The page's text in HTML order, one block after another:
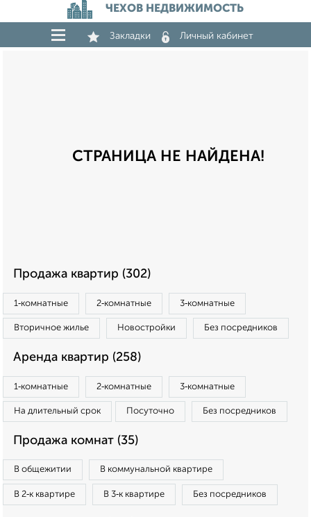
ЧЕХОВ НЕДВИЖИМОСТЬ
Закладки Личный кабинет
СТРАНИЦА НЕ НАЙДЕНА!
Продажа квартир (302)
1‑комнатные 2‑комнатные 3‑комнатные
Вторичное жилье Новостройки Без посредников
Аренда квартир (258)
1‑комнатные 2‑комнатные 3‑комнатные
На длительный срок Посуточно Без посредников
Продажа комнат (35)
В общежитии В коммунальной квартире
В 2‑к квартире В 3‑к квартире Без посредников